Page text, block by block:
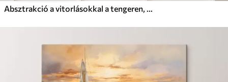
Absztrakció a vitorlásokkal a tengeren, akril stílusban, naplemente